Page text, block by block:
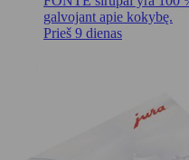
galvojant apie kokybę.
Prieš 9 dienas